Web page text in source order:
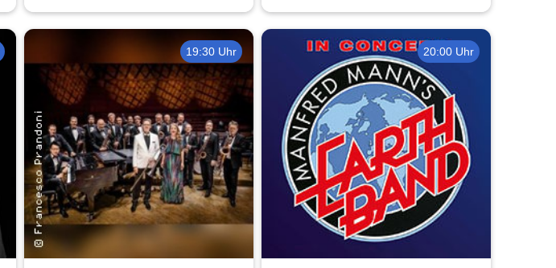
19:30 Uhr 20:00 Uhr